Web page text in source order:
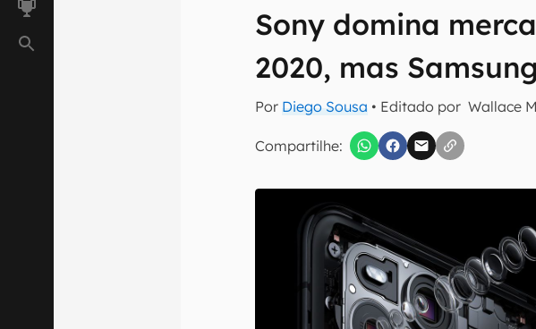
Sony domina
2020, mas
Por Diego Sousa • Editado por Wallace
Compartilhe:
Seu resumo inteligente do
Assine a newsletter do Canaltech e
mão.
Confirmo que li, aceito e concordo com